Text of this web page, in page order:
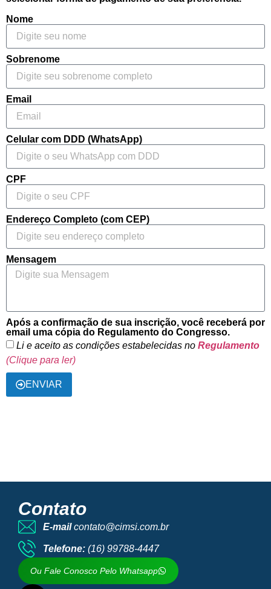
Nome
Sobrenome
Email
Celular com DDD (WhatsApp)
CPF
Endereço Completo (com CEP)
Mensagem
Após a confirmação de sua inscrição, você receberá por
email uma cópia do Regulamento do Congresso.
Li e aceito as condições estabelecidas no Regulamento
(Clique para ler)
ENVIAR
Contato
E-mailcontato@cimsi.com.br
Telefone: (16) 99788-4447
Ou Fale Conosco Pelo Whatsapp